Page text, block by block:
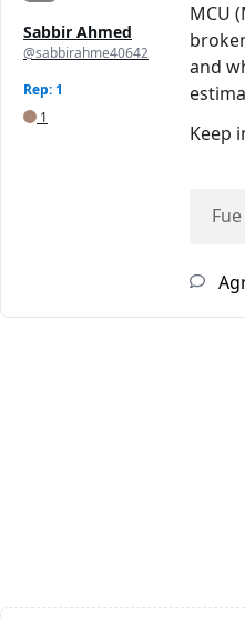
Sabbir Ahmed
@sabbirahme40642
Rep: 1
1
MCU
and
Keep